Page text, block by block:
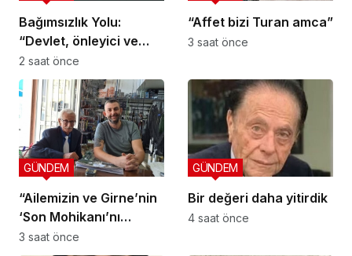
Bağımsızlık Yolu:
“Devlet, önleyici ve
koruyucu
sorumluluklarını yerine
getirmeli”
2 saat önce
“Affet bizi Turan amca”
3 saat önce
“Ailemizin ve Girne’nin
‘Son Mohikanı’nı
kaybettik”
GÜNDEM
3 saat önce
Bir değeri daha yitirdik
GÜNDEM
4 saat önce